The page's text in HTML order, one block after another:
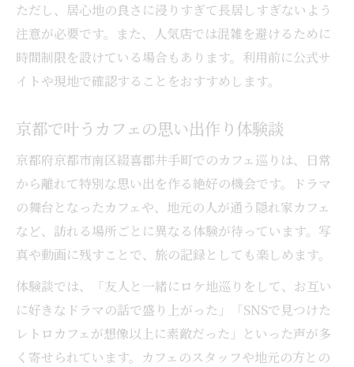
ただし、居心地の良さに浸りすぎて長居しすぎないよう
注意が必要です。また、人気店では混雑を避けるために
時間制限を設けている場合もあります。利用前に公式サ
イトや現地で確認することをおすすめします。
京都で叶うカフェの思い出作り体験談
京都府京都市南区綴喜郡井手町でのカフェ巡りは、日常
から離れて特別な思い出を作る絶好の機会です。ドラマ
の舞台となったカフェや、地元の人が通う隠れ家カフェ
など、訪れる場所ごとに異なる体験が待っています。写
真や動画に残すことで、旅の記録としても楽しめます。
体験談では、「友人と一緒にロケ地巡りをして、お互い
に好きなドラマの話で盛り上がった」「SNSで見つけた
レトロカフェが想像以上に素敵だった」といった声が多
く寄せられています。カフェのスタッフや地元の方との